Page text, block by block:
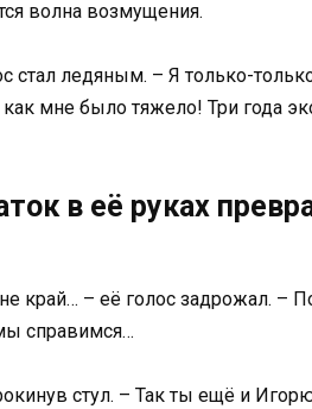
волна возмущения.
стал ледяным. – Я только-
мне было тяжело! Три года
в её руках
край… – её голос задрожал. –
справимся…
стул. – Так ты ещё и